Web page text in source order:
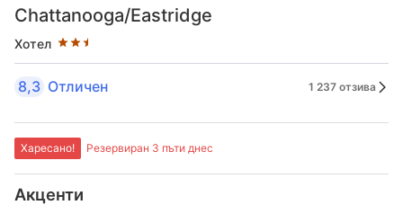
Chattanooga/Eastridge
Хотел
8,3 Отличен 1 237 отзива
Харесано! Резервиран 3 пъти днес
Акценти